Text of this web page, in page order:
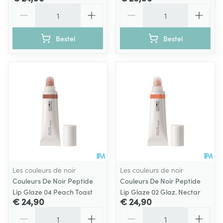
Bestel Bestel
Les couleurs de noir
Couleurs De Noir Peptide
Lip Glaze 04 Peach Toast
€ 24,90
Les couleurs de noir
Couleurs De Noir Peptide
Lip Glaze 02 Glaz. Nectar
€ 24,90